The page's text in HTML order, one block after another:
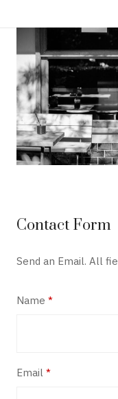
Contact Form
Send an Email. All
Name *
Email *